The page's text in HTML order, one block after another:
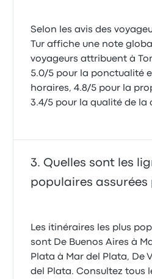
Selon les avis des
Tur affiche une note
voyageurs attribuent à
5.0/5 pour la ponctualité
horaires, 4.8/5 pour la
3.4/5 pour la qualité de la
Quelles sont les
populaires assurées
Les itinéraires les plus
sont De Buenos Aires à
Plata à Mar del Plata, De
del Plata. Consultez tous